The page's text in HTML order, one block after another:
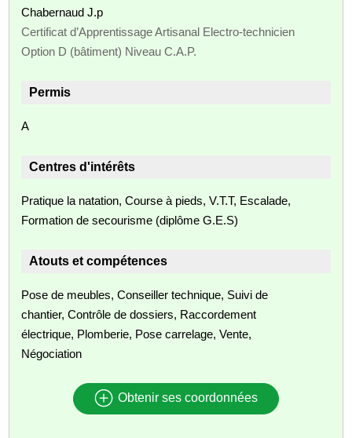
Chabernaud J.p
Certificat d’Apprentissage Artisanal Electro-technicien
Option D (bâtiment) Niveau C.A.P.
Permis
A
Centres d'intérêts
Pratique la natation, Course à pieds, V.T.T, Escalade,
Formation de secourisme (diplôme G.E.S)
Atouts et compétences
Pose de meubles, Conseiller technique, Suivi de
chantier, Contrôle de dossiers, Raccordement
électrique, Plomberie, Pose carrelage, Vente,
Négociation
Obtenir ses coordonnées